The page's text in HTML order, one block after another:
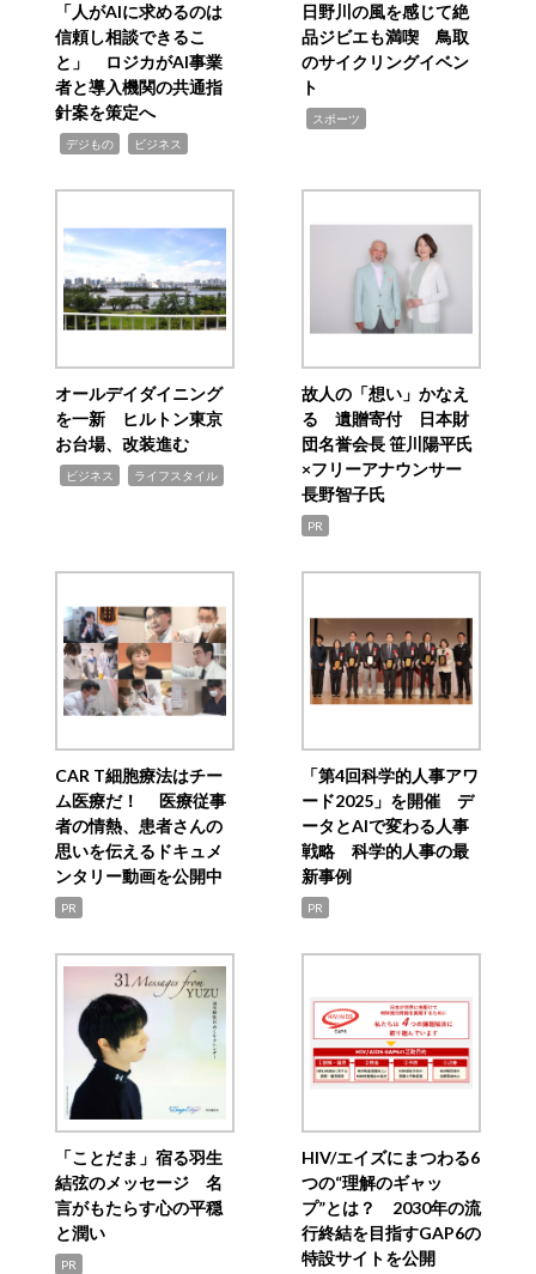
「人がAIに求めるのは
信頼し相談できるこ
と」 ロジカがAI事業
者と導入機関の共通指
針案を策定へ
デジもの ビジネス
日野川の風を感じて絶
品ジビエも満喫 鳥取
のサイクリングイベン
ト
スポーツ
オールデイダイニング
を一新 ヒルトン東京
お台場、改装進む
ビジネス ライフスタイル
故人の「想い」かなえ
る 遺贈寄付 日本財
団名誉会長 笹川陽平氏
×フリーアナウンサー
長野智子氏
PR
CAR T細胞療法はチー
ム医療だ！ 医療従事
者の情熱、患者さんの
思いを伝えるドキュメ
ンタリー動画を公開中
PR
「第4回科学的人事アワ
ード2025」を開催 デ
ータとAIで変わる人事
戦略 科学的人事の最
新事例
PR
「ことだま」宿る羽生
結弦のメッセージ 名
言がもたらす心の平穏
と潤い
PR
HIV/エイズにまつわる6
つの“理解のギャッ
プ”とは？ 2030年の流
行終結を目指すGAP6の
特設サイトを公開